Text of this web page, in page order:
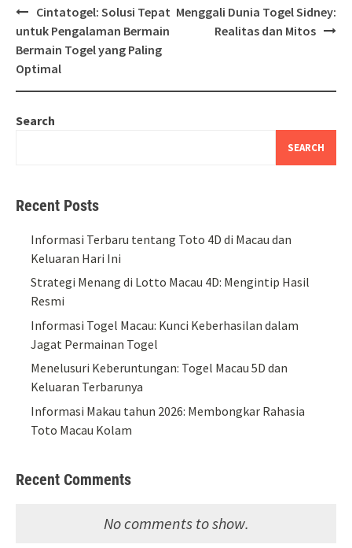
Post
navigation
Cintatogel: Solusi Tepat
untuk Pengalaman Bermain
Bermain Togel yang Paling
Optimal
Menggali Dunia Togel Sidney:
Realitas dan Mitos
Search
SEARCH
Recent Posts
Informasi Terbaru tentang Toto 4D di Macau dan
Keluaran Hari Ini
Strategi Menang di Lotto Macau 4D: Mengintip Hasil
Resmi
Informasi Togel Macau: Kunci Keberhasilan dalam
Jagat Permainan Togel
Menelusuri Keberuntungan: Togel Macau 5D dan
Keluaran Terbarunya
Informasi Makau tahun 2026: Membongkar Rahasia
Toto Macau Kolam
Recent Comments
No comments to show.